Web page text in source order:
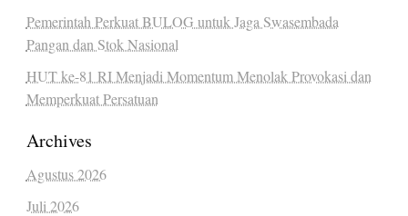
Pemerintah Perkuat BULOG untuk Jaga Swasembada
Pangan dan Stok Nasional
HUT ke-81 RI Menjadi Momentum Menolak Provokasi dan
Memperkuat Persatuan
Archives
Agustus 2026
Juli 2026